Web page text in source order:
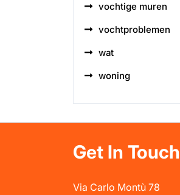
vochtige muren
vochtproblemen
wat
woning
Get In Touch
Via Carlo Montù 78